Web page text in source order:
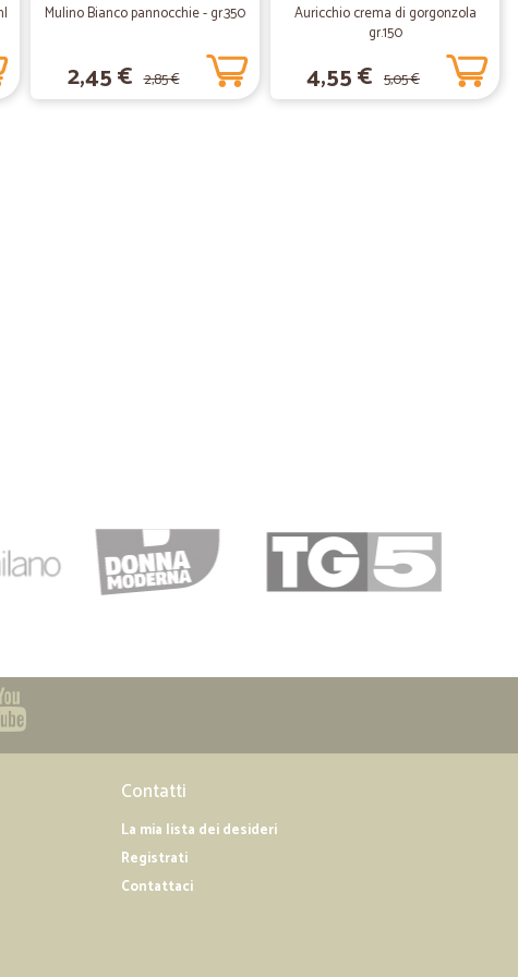
ed efficiente
e veloci nelle consegne ! Grazie
tre volte è un aiuto per chi assistendo persone disabili non
casalinghe
Mulino Bianco pannocchie - gr.350
2,45 € 2,85 €
Auricchio crema di gorgonzola
gr.150
4,55 € 5,05 €
Contatti
La mia lista dei desideri
Registrati
Contattaci